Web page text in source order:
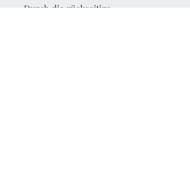
Durch die rückseitige